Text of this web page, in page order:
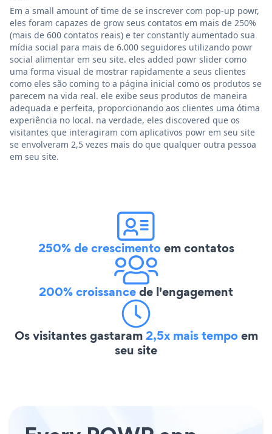
Em a small amount of time de se inscrever com pop-up powr,
eles foram capazes de grow seus contatos em mais de 250%
(mais de 600 contatos reais) e ter constantly aumentado sua
mídia social para mais de 6.000 seguidores utilizando powr
social alimentar em seu site. eles added powr slider como
uma forma visual de mostrar rapidamente a seus clientes
como eles são coming to a página inicial como os produtos se
parecem na vida real. ele exibe seus produtos de maneira
adequada e perfeita, proporcionando aos clientes uma ótima
experiência no local. na verdade, eles discovered que os
visitantes que interagiram com aplicativos powr em seu site
se envolveram 2,5 vezes mais do que qualquer outra pessoa
em seu site.
250% de crescimentoem contatos
200% croissancede l'engagement
Os visitantes gastaram2,5x mais tempoem
seu site